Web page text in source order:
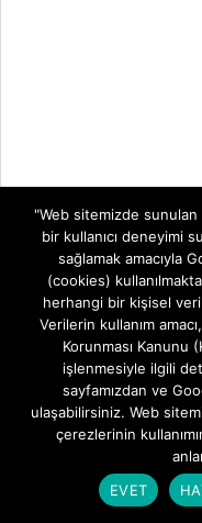
"Web sitemizde
bir kullanıcı deneyimi
sağlamak amacıyla
(cookies)
herhangi bir kişisel
Verilerin kullanım
Korunması Kanunu
işlenmesiyle ilgili
sayfamızdan ve
ulaşabilirsiniz. Web
çerezlerinin
EVET